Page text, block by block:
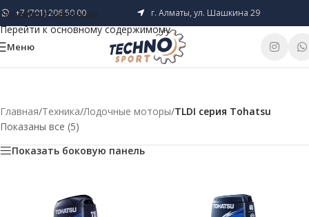
Перейти к навигации
Перейти к основному содержимому
+7 (701) 206 50 00 г. Алматы, ул. Шашкина 29
Меню
Главная/Техника/Лодочные моторы/TLDI серия Tohatsu
Показаны все (5)
Показать боковую панель